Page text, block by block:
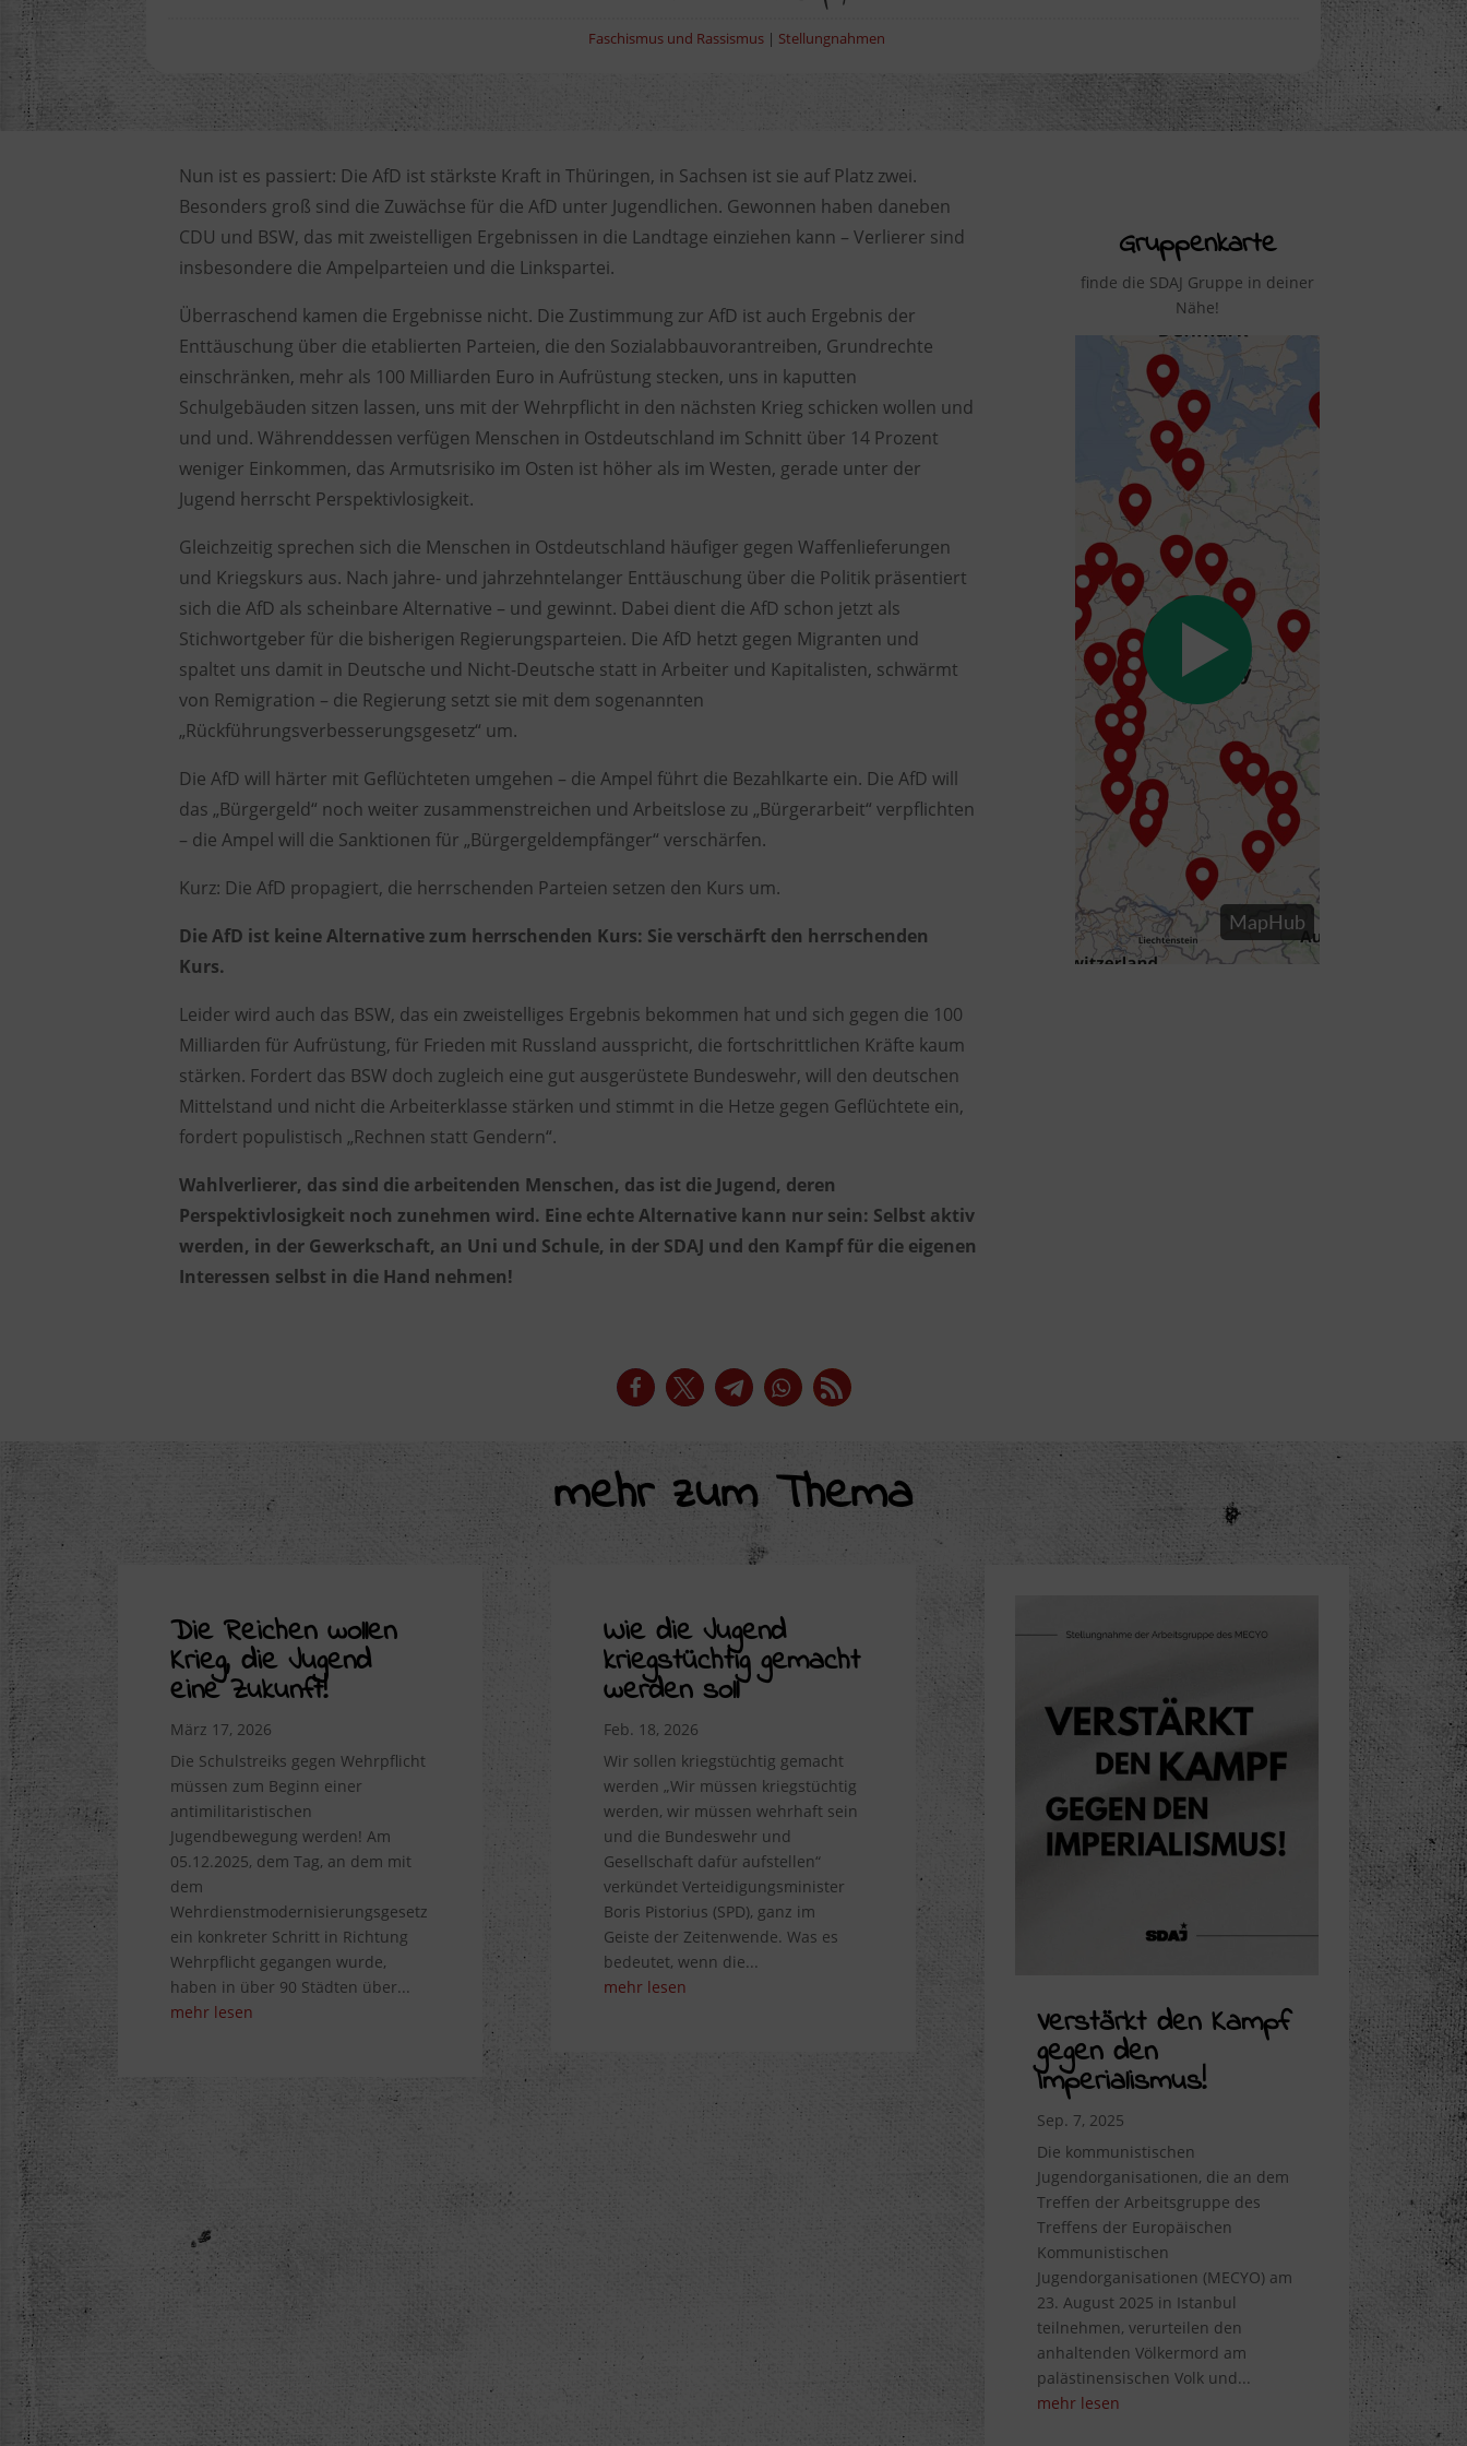
Faschismus und Rassismus| Stellungnahmen
Nun ist es passiert: Die AfD ist stärkste Kraft in Thüringen, in Sachsen ist sie auf Platz zwei.
Besonders groß sind die Zuwächse für die AfD unter Jugendlichen. Gewonnen haben daneben
CDU und BSW, das mit zweistelligen Ergebnissen in die Landtage einziehen kann – Verlierer sind
insbesondere die Ampelparteien und die Linkspartei.
Überraschend kamen die Ergebnisse nicht. Die Zustimmung zur AfD ist auch Ergebnis der
Enttäuschung über die etablierten Parteien, die den Sozialabbauvorantreiben, Grundrechte
einschränken, mehr als 100 Milliarden Euro inAufrüstung stecken, uns in kaputten
Schulgebäuden sitzen lassen, uns mit derWehrpflicht in den nächsten Krieg schicken wollen und
und und.Währenddessen verfügen Menschen in Ostdeutschland im Schnitt über 14 Prozent
weniger Einkommen, dasArmutsrisiko im Osten ist höher als im Westen, gerade unter der
Jugend herrscht Perspektivlosigkeit.
Gleichzeitig sprechen sich die Menschen in Ostdeutschland häufiger gegen Waffenlieferungen
und Kriegskurs aus. Nach jahre- und jahrzehntelanger Enttäuschung über die Politik präsentiert
sich die AfD als scheinbare Alternative – und gewinnt. Dabei dient dieAfD schon jetzt als
Stichwortgeber für die bisherigen Regierungsparteien. Die AfD hetzt gegen Migranten und
spaltet uns damit in Deutsche und Nicht-Deutsche statt in Arbeiter und Kapitalisten, schwärmt
von Remigration – die Regierung setzt sie mit dem sogenannten
„Rückführungsverbesserungsgesetz“ um.
Die AfD will härter mit Geflüchteten umgehen – die Ampel führt die Bezahlkarte ein. Die AfD will
das „Bürgergeld“ noch weiter zusammenstreichen und Arbeitslose zu „Bürgerarbeit“ verpflichten
– die Ampel will die Sanktionen für „Bürgergeldempfänger“ verschärfen.
Kurz: Die AfD propagiert, die herrschenden Parteien setzen den Kurs um.
Die AfD ist keine Alternative zum herrschenden Kurs: Sie verschärft den herrschenden
Kurs.
Leider wird auch das BSW, das ein zweistelliges Ergebnis bekommen hat und sich gegen die 100
Milliarden für Aufrüstung, für Frieden mit Russland ausspricht, die fortschrittlichen Kräfte kaum
stärken. Fordert das BSW doch zugleich eine gut ausgerüstete Bundeswehr, will den deutschen
Mittelstand und nicht die Arbeiterklasse stärken und stimmt in die Hetze gegen Geflüchtete ein,
fordert populistisch „Rechnen statt Gendern“.
Wahlverlierer, das sind die arbeitenden Menschen, das ist die Jugend, deren
Perspektivlosigkeit noch zunehmen wird. Eine echte Alternative kann nur sein: Selbst aktiv
werden, in der Gewerkschaft, an Uni und Schule, in der SDAJ und den Kampf für die eigenen
Interessen selbst in die Hand nehmen!
Gruppenkarte
finde die SDAJ Gruppe in deiner
Nähe!
mehr zum Thema
Die Reichen wollen
Krieg, die Jugend
eine Zukunft!
März 17, 2026
Die Schulstreiks gegen Wehrpflicht
müssen zum Beginn einer
antimilitaristischen
Jugendbewegung werden! Am
05.12.2025, dem Tag, an dem mit
dem
Wehrdienstmodernisierungsgesetz
ein konkreter Schritt in Richtung
Wehrpflicht gegangen wurde,
haben in über 90 Städten über...
mehr lesen
Wie die Jugend
kriegstüchtig gemacht
werden soll
Feb. 18, 2026
Wir sollen kriegstüchtig gemacht
werden „Wir müssen kriegstüchtig
werden, wir müssen wehrhaft sein
und die Bundeswehr und
Gesellschaft dafür aufstellen“
verkündet Verteidigungsminister
Boris Pistorius (SPD), ganz im
Geiste der Zeitenwende. Was es
bedeutet, wenn die...
mehr lesen
Verstärkt den Kampf
gegen den
Imperialismus!
Sep. 7, 2025
Die kommunistischen
Jugendorganisationen, die an dem
Treffen der Arbeitsgruppe des
Treffens der Europäischen
Kommunistischen
Jugendorganisationen (MECYO) am
23. August 2025 in Istanbul
teilnehmen, verurteilen den
anhaltenden Völkermord am
palästinensischen Volk und...
mehr lesen